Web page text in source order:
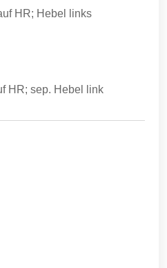
HR; Hebel links
HR; sep. Hebel link